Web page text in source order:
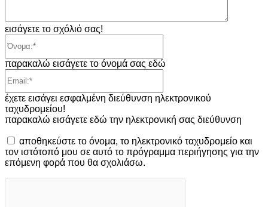
εισάγετε το σχόλιό σας!
παρακαλώ εισάγετε το όνομά σας εδώ
έχετε εισάγει εσφαλμένη διεύθυνση ηλεκτρονικού
ταχυδρομείου!
παρακαλώ εισάγετε εδώ την ηλεκτρονική σας διεύθυνση
αποθηκεύστε το όνομα, το ηλεκτρονικό ταχυδρομείο και
τον ιστότοπό μου σε αυτό το πρόγραμμα περιήγησης για την
επόμενη φορά που θα σχολιάσω.